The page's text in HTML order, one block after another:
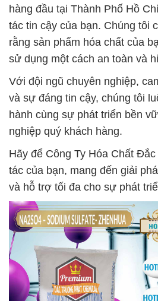
hàng đầu tại Thành Phố Hồ
tác tin cậy của bạn. Chúng tôi
rằng sản phẩm hóa chất của
sử dụng một cách an toàn và
Với đội ngũ chuyên nghiệp,
và sự đáng tin cậy, chúng tôi
hành cùng sự phát triển bền
nghiệp quý khách hàng.
Hãy để Công Ty Hóa Chất
tác của bạn, mang đến giải
và hỗ trợ tối đa cho sự phát